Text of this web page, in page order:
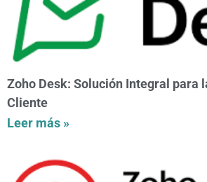
Zoho Desk: Solución Integral para
Cliente
Leer más »